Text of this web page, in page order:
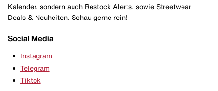
Kalender, sondern auch Restock Alerts, sowie Streetwear
Deals & Neuheiten. Schau gerne rein!
Social Media
Instagram
Telegram
Tiktok